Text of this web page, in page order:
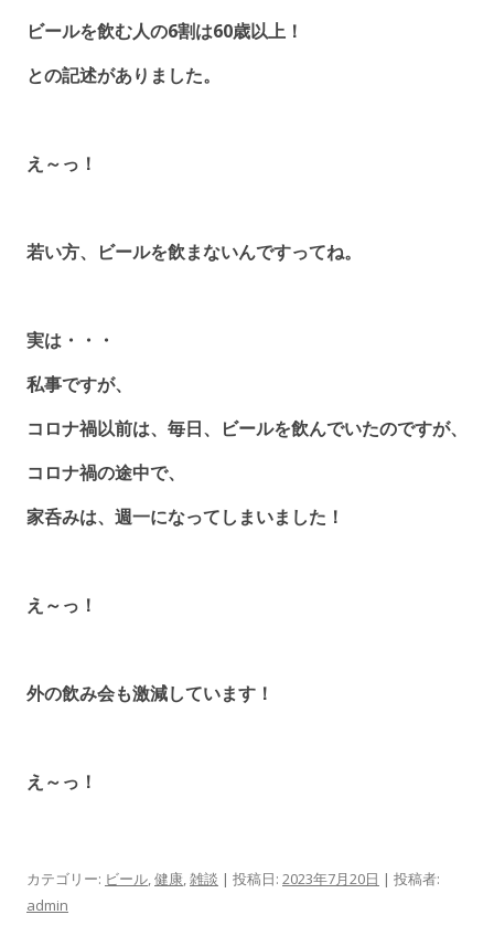
ビールを飲む人の6割は60歳以上！
との記述がありました。
え～っ！
若い方、ビールを飲まないんですってね。
実は・・・
私事ですが、
コロナ禍以前は、毎日、ビールを飲んでいたのですが、
コロナ禍の途中で、
家呑みは、週一になってしまいました！
え～っ！
外の飲み会も激減しています！
え～っ！
カテゴリー: ビール,健康,雑談 | 投稿日: 2023年7月20日 | 投稿者:
admin